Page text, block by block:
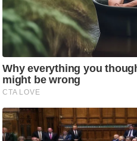
.
आ
ई
चा
य
र
स